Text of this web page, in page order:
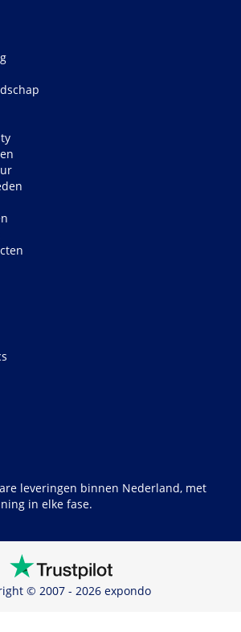
leveringen binnen Nederland, met
in elke fase.
© 2007 - 2026 expondo